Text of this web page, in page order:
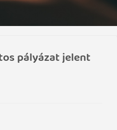
pályázat jelent